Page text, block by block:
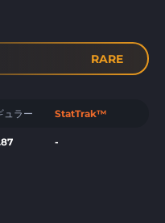
RARE
ュラー StatTrak™
-